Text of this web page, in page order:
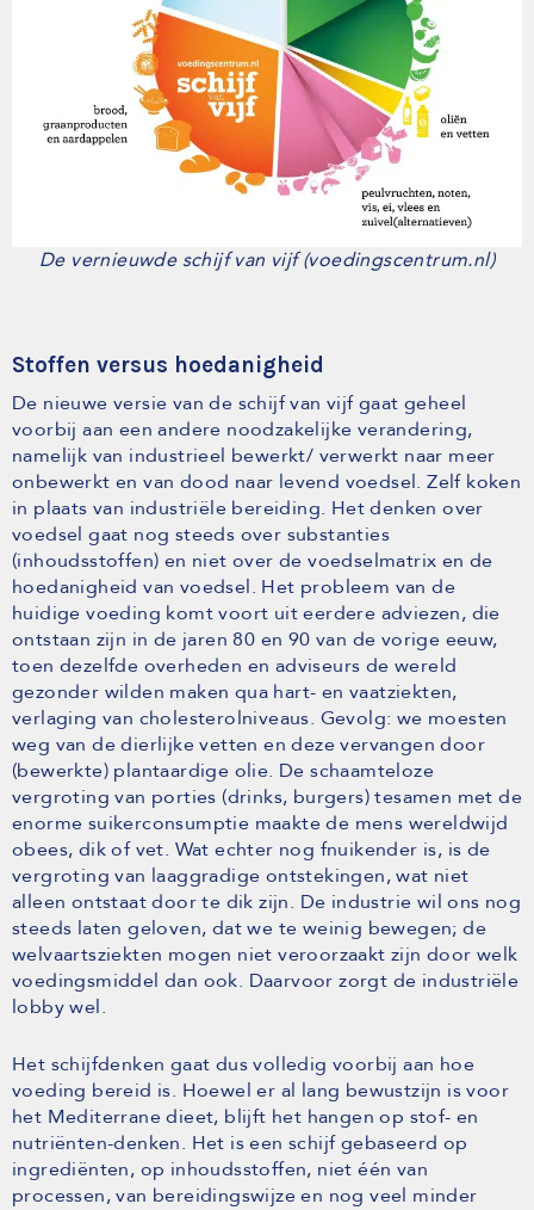
De vernieuwde schijf van vijf (voedingscentrum.nl)
Stoffen versus hoedanigheid
De nieuwe versie van de schijf van vijf gaat geheel
voorbij aan een andere noodzakelijke verandering,
namelijk van industrieel bewerkt/ verwerkt naar meer
onbewerkt en van dood naar levend voedsel. Zelf koken
in plaats van industriële bereiding. Het denken over
voedsel gaat nog steeds over substanties
(inhoudsstoffen) en niet over de voedselmatrix en de
hoedanigheid van voedsel. Het probleem van de
huidige voeding komt voort uit eerdere adviezen, die
ontstaan zijn in de jaren 80 en 90 van de vorige eeuw,
toen dezelfde overheden en adviseurs de wereld
gezonder wilden maken qua hart- en vaatziekten,
verlaging van cholesterolniveaus. Gevolg: we moesten
weg van de dierlijke vetten en deze vervangen door
(bewerkte) plantaardige olie. De schaamteloze
vergroting van porties (drinks, burgers) tesamen met de
enorme suikerconsumptie maakte de mens wereldwijd
obees, dik of vet. Wat echter nog fnuikender is, is de
vergroting van laaggradige ontstekingen, wat niet
alleen ontstaat door te dik zijn. De industrie wil ons nog
steeds laten geloven, dat we te weinig bewegen; de
welvaartsziekten mogen niet veroorzaakt zijn door welk
voedingsmiddel dan ook. Daarvoor zorgt de industriële
lobby wel.
Het schijfdenken gaat dus volledig voorbij aan hoe
voeding bereid is. Hoewel er al lang bewustzijn is voor
het Mediterrane dieet, blijft het hangen op stof- en
nutriënten-denken. Het is een schijf gebaseerd op
ingrediënten, op inhoudsstoffen, niet één van
processen, van bereidingswijze en nog veel minder